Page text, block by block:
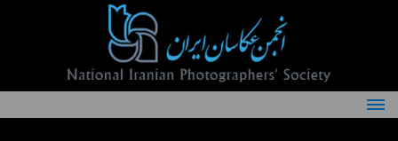
درباره انجمن